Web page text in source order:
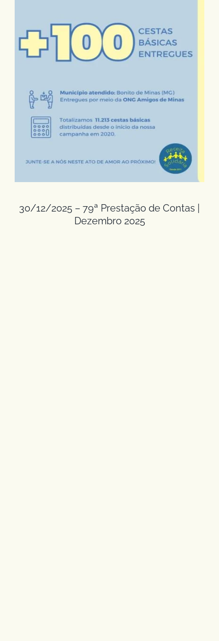
30/12/2025 – 79ª Prestação de Contas |
Dezembro 2025